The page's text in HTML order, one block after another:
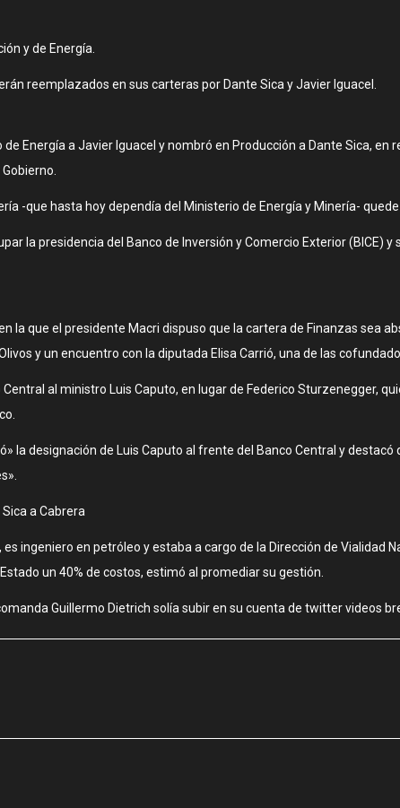
y de Energía.
reemplazados en sus carteras por Dante Sica y Javier Iguacel.
Energía a Javier Iguacel y nombró en Producción a Dante Sica,
-que hasta hoy dependía del Ministerio de Energía y Minería-
la presidencia del Banco de Inversión y Comercio Exterior (BICE)
la que el presidente Macri dispuso que la cartera de Finanzas sea
y un encuentro con la diputada Elisa Carrió, una de las
al ministro Luis Caputo, en lugar de Federico Sturzenegger,
la designación de Luis Caputo al frente del Banco Central y
a Cabrera
ingeniero en petróleo y estaba a cargo de la Dirección de Vialidad
un 40% de costos, estimó al promediar su gestión.
Guillermo Dietrich solía subir en su cuenta de twitter videos